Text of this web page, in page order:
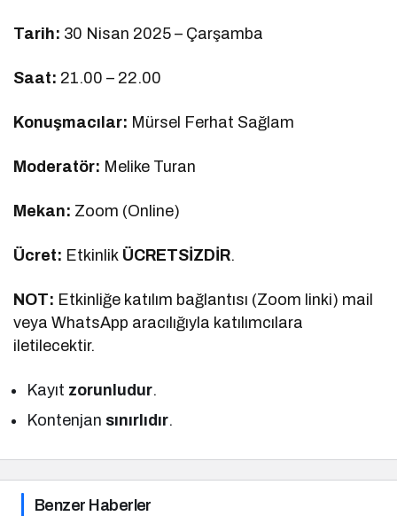
Tarih: 30 Nisan 2025 – Çarşamba
Saat: 21.00 – 22.00
Konuşmacılar: Mürsel Ferhat Sağlam
Moderatör: Melike Turan
Mekan: Zoom (Online)
Ücret: Etkinlik ÜCRETSİZDİR.
NOT: Etkinliğe katılım bağlantısı (Zoom linki) mail
veya WhatsApp aracılığıyla katılımcılara
iletilecektir.
Kayıt zorunludur.
Kontenjan sınırlıdır.
Benzer Haberler